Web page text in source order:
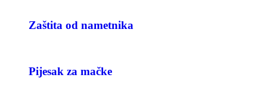
Zaštita od nametnika
Pijesak za mačke